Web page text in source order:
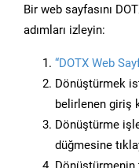
Bir web sayfasını
adımları izleyin:
“DOTX Web
Dönüştürmek
belirlenen giriş
Dönüştürme
düğmesine